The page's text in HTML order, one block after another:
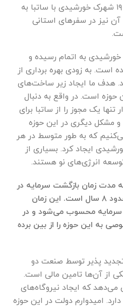
تفاهم نامه مربوط به ایجاد ۱۹ شهرک خورشیدی با ساتبا به
نیز در سفر‌های استانی
به اتمام رسیده و
است. به زودی بهره برداری از
هدف ما ایجاد زیر ساخت‌های
حوزه است. در واقع به دنبال
یک مجوز را از ساتبا برای
و مشکل دیگری در این حوزه
که به طور متوسط در هر
۵ شهرک خورشیدی ایجاد کرد. بسیاری از
انرژی‌های نو هستند.
مدت زمان بازگشت سرمایه در
حوزه تجدیدپذیر‌ها چیزی حدود ۸ سال است. این زمان
سرمایه محسوب می‌شود و در
به این حوزه را از بین برده
تجدید پذیر توسط صنعت دو
از آن‌ها تامین مالی است.
می‌دهد که ایجاد نیروگاه‌های
امیدوارم دولت در این حوزه